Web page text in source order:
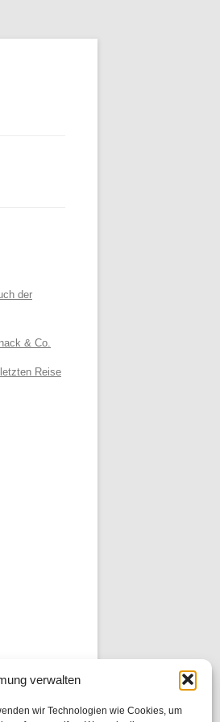
verwalten
wir Technologien wie Cookies, um
der
& Co.
Reise